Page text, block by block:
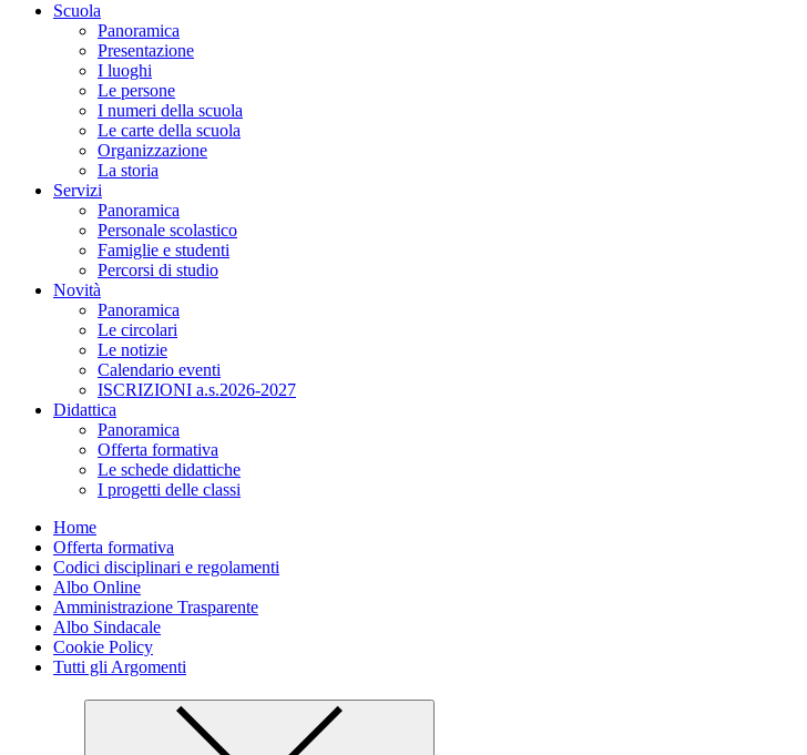
Scuola
Panoramica
Presentazione
I luoghi
Le persone
I numeri della scuola
Le carte della scuola
Organizzazione
La storia
Servizi
Panoramica
Personale scolastico
Famiglie e studenti
Percorsi di studio
Novità
Panoramica
Le circolari
Le notizie
Calendario eventi
ISCRIZIONI a.s.2026-2027
Didattica
Panoramica
Offerta formativa
Le schede didattiche
I progetti delle classi
Home
Offerta formativa
Codici disciplinari e regolamenti
Albo Online
Amministrazione Trasparente
Albo Sindacale
Cookie Policy
Tutti gli Argomenti